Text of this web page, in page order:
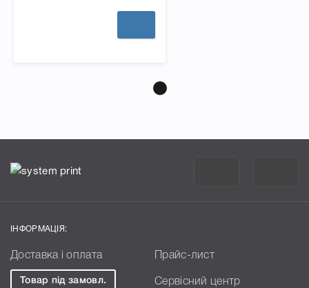
ІНФОРМАЦІЯ:
Доставка і оплата Прайс-лист
Товар під замовл. Сервісний центр